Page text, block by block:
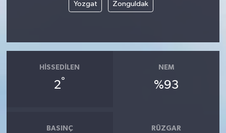
Yozgat Zonguldak
HISSEDILEN
2°
NEM
%93
BASINÇ RÜZGAR